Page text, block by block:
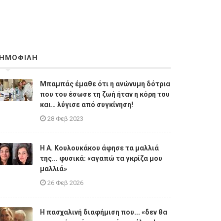
Μπαμπάς έμαθε ότι η ανώνυμη δότρια
που του έσωσε τη ζωή ήταν η κόρη του
και… λύγισε από συγκίνηση!
28 Φεβ 2023
Η A. Κουλουκάκου άφησε τα μαλλιά
της... φυσικά: «αγαπώ τα γκρίζα μου
μαλλιά»
26 Φεβ 2026
Η πασχαλινή διαφήμιση που... «δεν θα